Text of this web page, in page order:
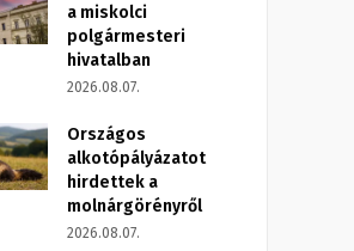
a miskolci
polgármesteri
hivatalban
2026.08.07.
Országos
alkotópályázatot
hirdettek a
molnárgörényről
2026.08.07.